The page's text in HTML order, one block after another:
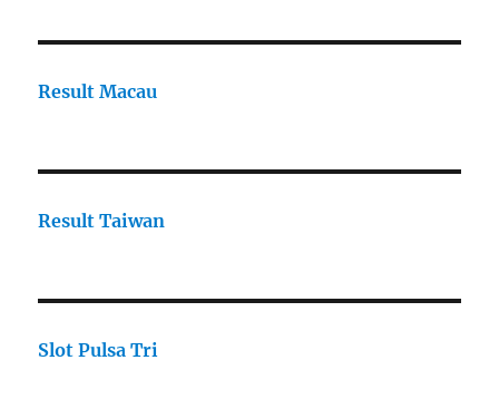
Result Macau
Result Taiwan
Slot Pulsa Tri